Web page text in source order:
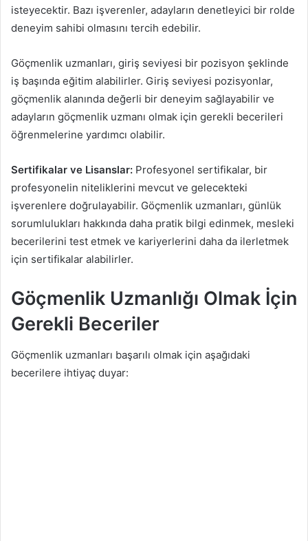
isteyecektir. Bazı işverenler, adayların denetleyici bir rolde
deneyim sahibi olmasını tercih edebilir.
Göçmenlik uzmanları, giriş seviyesi bir pozisyon şeklinde
iş başında eğitim alabilirler. Giriş seviyesi pozisyonlar,
göçmenlik alanında değerli bir deneyim sağlayabilir ve
adayların göçmenlik uzmanı olmak için gerekli becerileri
öğrenmelerine yardımcı olabilir.
Sertifikalar ve Lisanslar: Profesyonel sertifikalar, bir
profesyonelin niteliklerini mevcut ve gelecekteki
işverenlere doğrulayabilir. Göçmenlik uzmanları, günlük
sorumlulukları hakkında daha pratik bilgi edinmek, mesleki
becerilerini test etmek ve kariyerlerini daha da ilerletmek
için sertifikalar alabilirler.
Göçmenlik Uzmanlığı Olmak İçin
Gerekli Beceriler
Göçmenlik uzmanları başarılı olmak için aşağıdaki
becerilere ihtiyaç duyar: